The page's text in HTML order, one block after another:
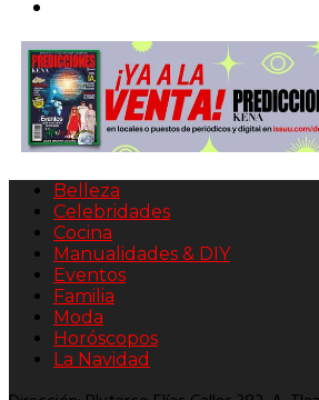
Belleza
Celebridades
Cocina
Manualidades & DIY
Eventos
Familia
Moda
Horóscopos
La Navidad